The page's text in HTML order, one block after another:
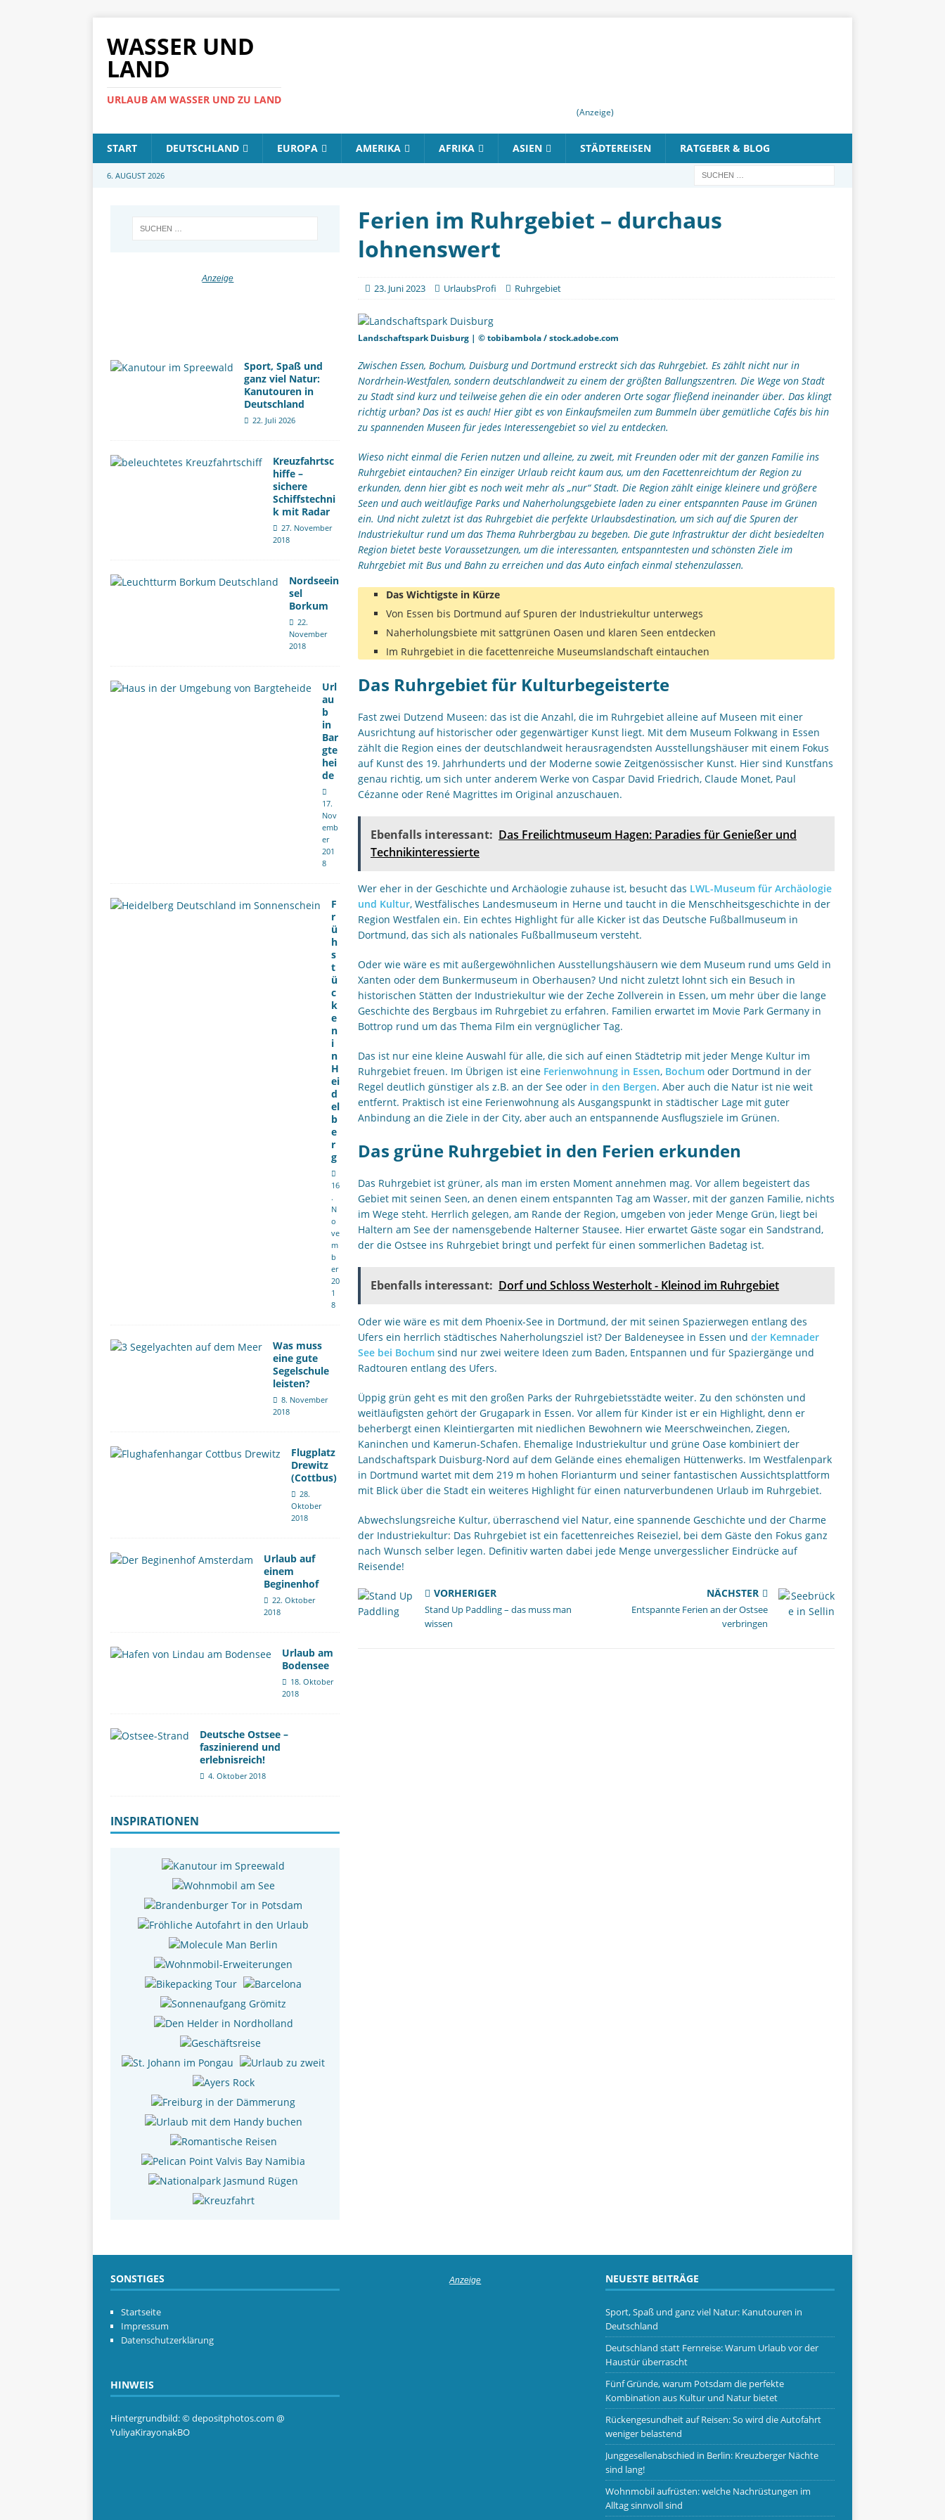
WASSER UND
LAND
URLAUB AM WASSER UND ZU LAND
(Anzeige)
START DEUTSCHLAND EUROPA AMERIKA AFRIKA ASIEN STÄDTEREISEN RATGEBER & BLOG
6. AUGUST 2026
Ferien im Ruhrgebiet – durchaus
lohnenswert
23. Juni 2023 UrlaubsProfi Ruhrgebiet
Landschaftspark Duisburg | © tobibambola / stock.adobe.com
Zwischen Essen, Bochum, Duisburg und Dortmund erstreckt sich das Ruhrgebiet. Es zählt nicht nur in
Nordrhein-Westfalen, sondern deutschlandweit zu einem der größten Ballungszentren. Die Wege von Stadt
zu Stadt sind kurz und teilweise gehen die ein oder anderen Orte sogar fließend ineinander über. Das klingt
richtig urban? Das ist es auch! Hier gibt es von Einkaufsmeilen zum Bummeln über gemütliche Cafés bis hin
zu spannenden Museen für jedes Interessengebiet so viel zu entdecken.
Wieso nicht einmal die Ferien nutzen und alleine, zu zweit, mit Freunden oder mit der ganzen Familie ins
Ruhrgebiet eintauchen? Ein einziger Urlaub reicht kaum aus, um den Facettenreichtum der Region zu
erkunden, denn hier gibt es noch weit mehr als „nur“ Stadt. Die Region zählt einige kleinere und größere
Seen und auch weitläufige Parks und Naherholungsgebiete laden zu einer entspannten Pause im Grünen
ein. Und nicht zuletzt ist das Ruhrgebiet die perfekte Urlaubsdestination, um sich auf die Spuren der
Industriekultur rund um das Thema Ruhrbergbau zu begeben. Die gute Infrastruktur der dicht besiedelten
Region bietet beste Voraussetzungen, um die interessanten, entspanntesten und schönsten Ziele im
Ruhrgebiet mit Bus und Bahn zu erreichen und das Auto einfach einmal stehenzulassen.
Das Wichtigste in Kürze
Von Essen bis Dortmund auf Spuren der Industriekultur unterwegs
Naherholungsbiete mit sattgrünen Oasen und klaren Seen entdecken
Im Ruhrgebiet in die facettenreiche Museumslandschaft eintauchen
Das Ruhrgebiet für Kulturbegeisterte
Fast zwei Dutzend Museen: das ist die Anzahl, die im Ruhrgebiet alleine auf Museen mit einer
Ausrichtung auf historischer oder gegenwärtiger Kunst liegt. Mit dem Museum Folkwang in Essen
zählt die Region eines der deutschlandweit herausragendsten Ausstellungshäuser mit einem Fokus
auf Kunst des 19. Jahrhunderts und der Moderne sowie Zeitgenössischer Kunst. Hier sind Kunstfans
genau richtig, um sich unter anderem Werke von Caspar David Friedrich, Claude Monet, Paul
Cézanne oder René Magrittes im Original anzuschauen.
Ebenfalls interessant: Das Freilichtmuseum Hagen: Paradies für Genießer und
Technikinteressierte
Wer eher in der Geschichte und Archäologie zuhause ist, besucht das LWL-Museum für Archäologie
und Kultur, Westfälisches Landesmuseum in Herne und taucht in die Menschheitsgeschichte in der
Region Westfalen ein. Ein echtes Highlight für alle Kicker ist das Deutsche Fußballmuseum in
Dortmund, das sich als nationales Fußballmuseum versteht.
Oder wie wäre es mit außergewöhnlichen Ausstellungshäusern wie dem Museum rund ums Geld in
Xanten oder dem Bunkermuseum in Oberhausen? Und nicht zuletzt lohnt sich ein Besuch in
historischen Stätten der Industriekultur wie der Zeche Zollverein in Essen, um mehr über die lange
Geschichte des Bergbaus im Ruhrgebiet zu erfahren. Familien erwartet im Movie Park Germany in
Bottrop rund um das Thema Film ein vergnüglicher Tag.
Das ist nur eine kleine Auswahl für alle, die sich auf einen Städtetrip mit jeder Menge Kultur im
Ruhrgebiet freuen. Im Übrigen ist eine Ferienwohnung in Essen, Bochumoder Dortmund in der
Regel deutlich günstiger als z.B. an der See oder in den Bergen. Aber auch die Natur ist nie weit
entfernt. Praktisch ist eine Ferienwohnung als Ausgangspunkt in städtischer Lage mit guter
Anbindung an die Ziele in der City, aber auch an entspannende Ausflugsziele im Grünen.
Das grüne Ruhrgebiet in den Ferien erkunden
Das Ruhrgebiet ist grüner, als man im ersten Moment annehmen mag. Vor allem begeistert das
Gebiet mit seinen Seen, an denen einem entspannten Tag am Wasser, mit der ganzen Familie, nichts
im Wege steht. Herrlich gelegen, am Rande der Region, umgeben von jeder Menge Grün, liegt bei
Haltern am See der namensgebende Halterner Stausee. Hier erwartet Gäste sogar ein Sandstrand,
der die Ostsee ins Ruhrgebiet bringt und perfekt für einen sommerlichen Badetag ist.
Ebenfalls interessant: Dorf und Schloss Westerholt - Kleinod im Ruhrgebiet
Oder wie wäre es mit dem Phoenix-See in Dortmund, der mit seinen Spazierwegen entlang des
Ufers ein herrlich städtisches Naherholungsziel ist? Der Baldeneysee in Essen und der Kemnader
See bei Bochumsind nur zwei weitere Ideen zum Baden, Entspannen und für Spaziergänge und
Radtouren entlang des Ufers.
Üppig grün geht es mit den großen Parks der Ruhrgebietsstädte weiter. Zu den schönsten und
weitläufigsten gehört der Grugapark in Essen. Vor allem für Kinder ist er ein Highlight, denn er
beherbergt einen Kleintiergarten mit niedlichen Bewohnern wie Meerschweinchen, Ziegen,
Kaninchen und Kamerun-Schafen. Ehemalige Industriekultur und grüne Oase kombiniert der
Landschaftspark Duisburg-Nord auf dem Gelände eines ehemaligen Hüttenwerks. Im Westfalenpark
in Dortmund wartet mit dem 219 m hohen Florianturm und seiner fantastischen Aussichtsplattform
mit Blick über die Stadt ein weiteres Highlight für einen naturverbundenen Urlaub im Ruhrgebiet.
Abwechslungsreiche Kultur, überraschend viel Natur, eine spannende Geschichte und der Charme
der Industriekultur: Das Ruhrgebiet ist ein facettenreiches Reiseziel, bei dem Gäste den Fokus ganz
nach Wunsch selber legen. Definitiv warten dabei jede Menge unvergesslicher Eindrücke auf
Reisende!
VORHERIGER
Stand Up Paddling – das muss man
wissen
NÄCHSTER
Entspannte Ferien an der Ostsee
verbringen
Sport, Spaß und
ganz viel Natur:
Kanutouren in
Deutschland
22. Juli 2026
Kreuzfahrtsc
hiffe –
sichere
Schiffstechni
k mit Radar
27. November
2018
Nordseein
sel
Borkum
22.
November
2018
Url
au
b
in
Bar
gte
hei
de
17.
Nov
emb
er
201
8
F
r
ü
h
s
t
ü
c
k
e
n
i
n
H
ei
d
el
b
e
r
g
16
.
N
o
ve
m
b
er
20
1
8
Was muss
eine gute
Segelschule
leisten?
8. November
2018
Flugplatz
Drewitz
(Cottbus)
28.
Oktober
2018
Urlaub auf
einem
Beginenhof
22. Oktober
2018
Urlaub am
Bodensee
18. Oktober
2018
Deutsche Ostsee –
faszinierend und
erlebnisreich!
4. Oktober 2018
INSPIRATIONEN
SONSTIGES
Startseite
Impressum
Datenschutzerklärung
HINWEIS
Hintergrundbild: © depositphotos.com @
YuliyaKirayonakBO
NEUESTE BEITRÄGE
Sport, Spaß und ganz viel Natur: Kanutouren in
Deutschland
Deutschland statt Fernreise: Warum Urlaub vor der
Haustür überrascht
Fünf Gründe, warum Potsdam die perfekte
Kombination aus Kultur und Natur bietet
Rückengesundheit auf Reisen: So wird die Autofahrt
weniger belastend
Junggesellenabschied in Berlin: Kreuzberger Nächte
sind lang!
Wohnmobil aufrüsten: welche Nachrüstungen im
Alltag sinnvoll sind